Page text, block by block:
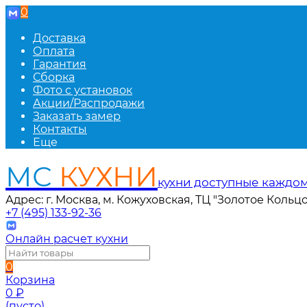
0
Доставка
Оплата
Гарантия
Сборка
Фото с установок
Акции/Распродажи
Заказать замер
Контакты
Еще
МС КУХНИ кухни доступные
Адрес: г. Москва, м. Кожуховская, ТЦ "Золотое
+7 (495) 133-92-36
Онлайн расчет кухни
0
Корзина
0 ₽